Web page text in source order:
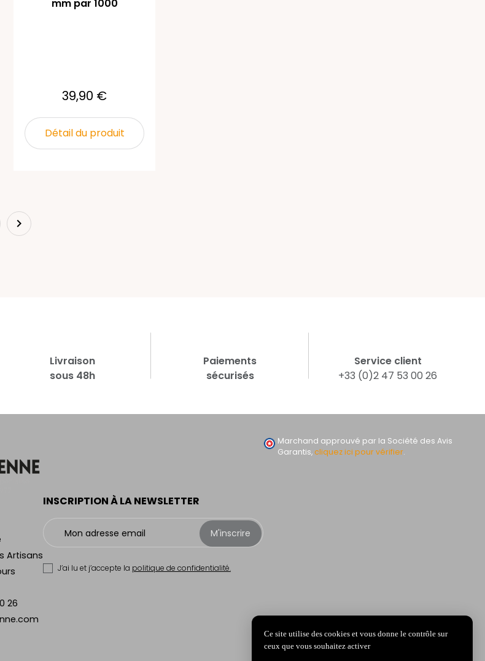
mm par 1000
39,90 €
Détail du produit
Suivant

Livraison
sous 48h
Paiements
sécurisés
Service client
+33 (0)2 47 53 00 26
Artisans
26
INSCRIPTION À LA NEWSLETTER
M'inscrire
J’ai lu et j’accepte la politique de confidentialité.
Marchand approuvé par la Société des Avis
Garantis,cliquez ici pour vérifier.
Ce site utilise des cookies et vous donne le contrôle sur
ceux que vous souhaitez activer